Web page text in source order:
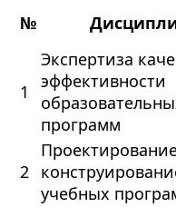
№
1
Экспертиза
эффективности
программ
2
учебных